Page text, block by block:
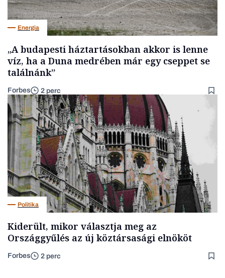
Energia
„A budapesti háztartásokban akkor is lenne
víz, ha a Duna medrében már egy cseppet se
találnánk”
Forbes 2 perc
Politika
Kiderült, mikor választja meg az
Országgyűlés az új köztársasági elnököt
Forbes 2 perc